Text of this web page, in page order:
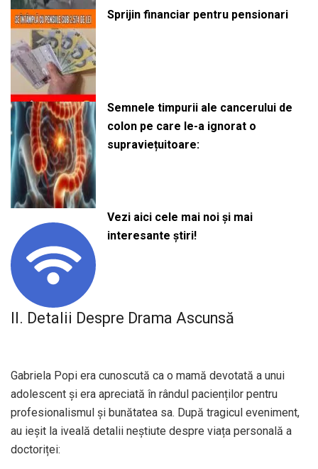
Sprijin financiar pentru pensionari
Semnele timpurii ale cancerului de
colon pe care le-a ignorat o
supraviețuitoare:
Vezi aici cele mai noi și mai
interesante știri!
II. Detalii Despre Drama Ascunsă
Gabriela Popi era cunoscută ca o mamă devotată a unui
adolescent și era apreciată în rândul pacienților pentru
profesionalismul și bunătatea sa. După tragicul eveniment,
au ieșit la iveală detalii neștiute despre viața personală a
doctoriței: